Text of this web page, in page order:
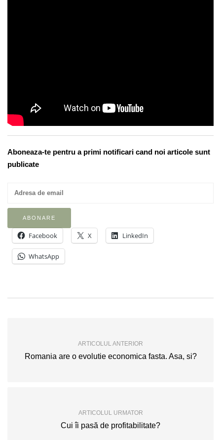
Aboneaza-te pentru a primi notificari cand noi articole sunt
publicate
Facebook X LinkedIn
WhatsApp
ARTICOLUL ANTERIOR
Romania are o evolutie economica fasta. Asa, si?
ARTICOLUL URMATOR
Cui îi pasă de profitabilitate?